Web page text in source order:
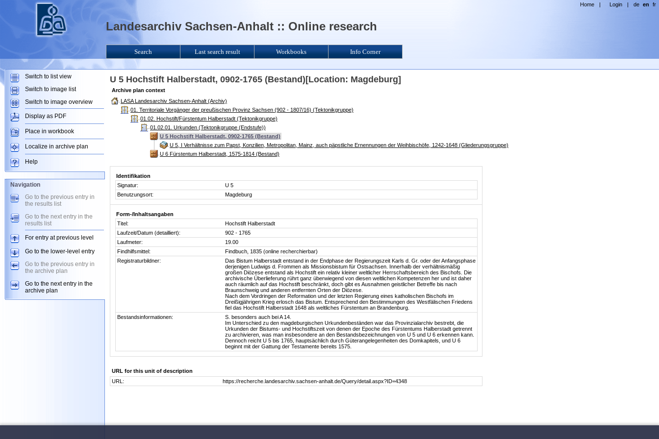
U 5 Hochstift Halberstadt, 0902-1765 (Bestand)[Location: Magdeburg]
Archive plan context
LASA Landesarchiv Sachsen-Anhalt (Archiv)
01. Territoriale Vorgänger der preußischen Provinz Sachsen (902 - 1807/16) (Tektonikgruppe)
01.02. Hochstift/Fürstentum Halberstadt (Tektonikgruppe)
01.02.01. Urkunden (Tektonikgruppe (Endstufe))
U 5 Hochstift Halberstadt, 0902-1765 (Bestand)
U 5, I Verhältnisse zum Papst, Konzilien, Metropolitan, Mainz, auch päpstliche Ernennungen der Weihbischöfe, 1242-1648 (Gliederungsgruppe)
U 6 Fürstentum Halberstadt, 1575-1814 (Bestand)
Identifikation
Signatur:
U 5
Benutzungsort:
Magdeburg
Form-/Inhaltsangaben
Titel:
Hochstift Halberstadt
Laufzeit/Datum (detailliert):
902 - 1765
Laufmeter:
19.00
Findhilfsmittel:
Findbuch, 1835 (online recherchierbar)
Registraturbildner:
Das Bistum Halberstadt entstand in der Endphase der Regierungszeit Karls d. Gr. oder der Anfangsphase
derjenigen Ludwigs d. Frommen als Missionsbistum für Ostsachsen. Innerhalb der verhältnismäßig
großen Diözese entstand als Hochstift ein relativ kleiner weltlicher Herrschaftsbereich des Bischofs. Die
archivische Überlieferung rührt ganz überwiegend von diesen weltlichen Kompetenzen her und ist daher
auch räumlich auf das Hochstift beschränkt, doch gibt es Ausnahmen geistlicher Betreffe bis nach
Braunschweig und anderen entfernten Orten der Diözese.
Nach dem Vordringen der Reformation und der letzten Regierung eines katholischen Bischofs im
Dreißigjährigen Krieg erlosch das Bistum. Entsprechend den Bestimmungen des Westfälischen Friedens
fiel das Hochstift Halberstadt 1648 als weltliches Fürstentum an Brandenburg.
Bestandsinformationen:
S. besonders auch bei A 14.
Im Unterschied zu den magdeburgischen Urkundenbeständen war das Provinzialarchiv bestrebt, die
Urkunden der Bistums- und Hochstiftszeit von denen der Epoche des Fürstentums Halberstadt getrennt
zu archivieren, was man insbesondere an den Bestandsbezeichnungen von U 5 und U 6 erkennen kann.
Dennoch reicht U 5 bis 1765, hauptsächlich durch Güterangelegenheiten des Domkapitels, und U 6
beginnt mit der Gattung der Testamente bereits 1575.
URL for this unit of description
URL:
https://recherche.landesarchiv.sachsen-anhalt.de/Query/detail.aspx?ID=4348
Home | Login | de en fr
Landesarchiv Sachsen-Anhalt :: Online research
Search Last search result Workbooks Info Corner
Switch to list view
Switch to image list
Switch to image overview
Display as PDF
Place in workbook
Localize in archive plan
Help
Navigation
Go to the previous entry in
the results list
Go to the next entry in the
results list
For entry at previous level
Go to the lower-level entry
Go to the previous entry in
the archive plan
Go to the next entry in the
archive plan